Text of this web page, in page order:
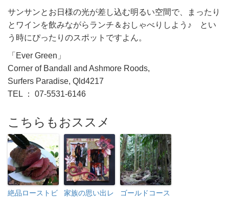
サンサンとお日様の光が差し込む明るい空間で、まったり
とワインを飲みながらランチ＆おしゃべりしよう♪ とい
う時にぴったりのスポットですよん。
「Ever Green」
Corner of Bandall and Ashmore Roods,
Surfers Paradise, Qld4217
TEL ： 07-5531-6146
こちらもおススメ
絶品ローストビ
家族の思い出レ
ゴールドコース